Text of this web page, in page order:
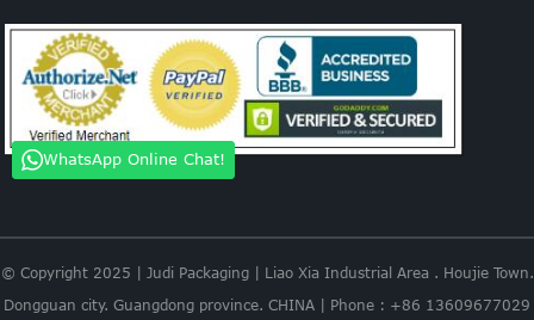
WhatsApp Online Chat!
© Copyright 2025 | Judi Packaging | Liao Xia Industrial Area . Houjie Town.
Dongguan city. Guangdong province. CHINA | Phone : +86 13609677029